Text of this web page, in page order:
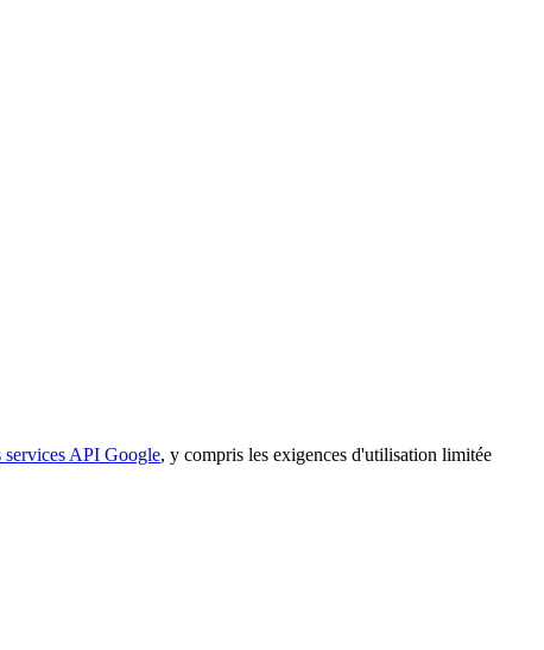
services API Google, y compris les exigences d'utilisation limitée